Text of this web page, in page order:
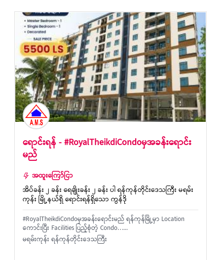
ရောင်းရန် - #RoyalTheikdiCondoမှအခန်းရောင်း
မည်
အထူးကြော်ငြာ
အိပ်ခန်း ၂ ခန်း ရေချိုးခန်း ၂ ခန်း ပါ ရန်ကုန်တိုင်းဒေသကြီး မရမ်း
ကုန်း မြို့နယ်ရှိ ရောင်းရန်ရှိသော ကွန်ဒို
#RoyalTheikdiCondoမှအခန်းရောင်းမည် ရန်ကုန်မြို့မှာ Location
ကောင်းပြီး Facilities ပြည့်စုံတဲ့ Condo…...
မရမ်းကုန်း ရန်ကုန်တိုင်းဒေသကြီး